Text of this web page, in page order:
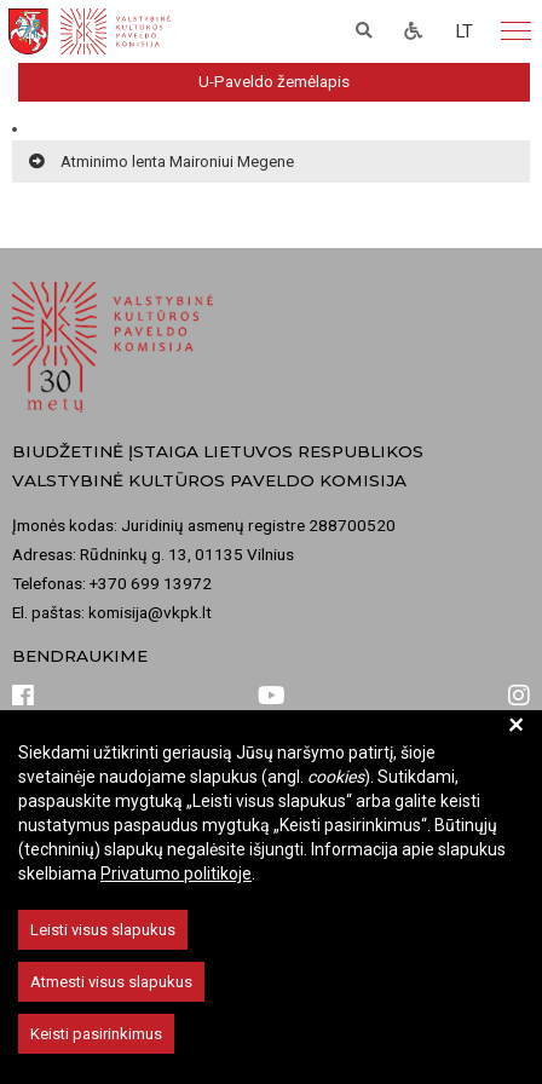
LT
U-Paveldo žemėlapis
Atminimo lenta Maironiui Megene
BIUDŽETINĖ ĮSTAIGA LIETUVOS RESPUBLIKOS
VALSTYBINĖ KULTŪROS PAVELDO KOMISIJA
Įmonės kodas: Juridinių asmenų registre 288700520
Adresas: Rūdninkų g. 13, 01135 Vilnius
Telefonas: +370 699 13972
El. paštas: komisija@vkpk.lt
BENDRAUKIME
© 2026 Valstybinė kultūros paveldo komisija. Visos teisės saugomos.
Keisti slapukų nustatymus
+
Siekdami užtikrinti geriausią Jūsų naršymo patirtį, šioje
svetainėje naudojame slapukus (angl. cookies). Sutikdami,
paspauskite mygtuką „Leisti visus slapukus“ arba galite keisti
nustatymus paspaudus mygtuką „Keisti pasirinkimus“. Būtinųjų
(techninių) slapukų negalėsite išjungti. Informacija apie slapukus
skelbiama Privatumo politikoje
Leisti visus slapukus
Atmesti visus slapukus
Keisti pasirinkimus